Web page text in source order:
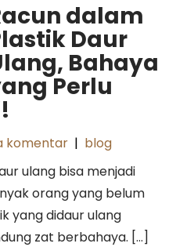
dalam
Daur
Bahaya
Perlu
komentar | blog
ulang bisa menjadi
orang yang belum
yang didaur ulang
zat berbahaya. […]